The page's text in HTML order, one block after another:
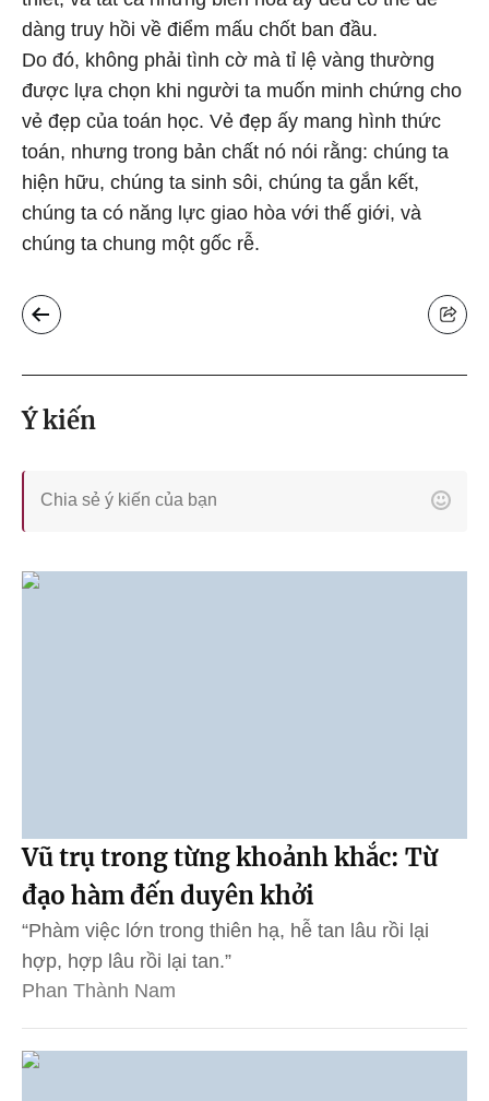
dàng truy hồi về điểm mấu chốt ban đầu.
Do đó, không phải tình cờ mà tỉ lệ vàng thường
được lựa chọn khi người ta muốn minh chứng cho
vẻ đẹp của toán học. Vẻ đẹp ấy mang hình thức
toán, nhưng trong bản chất nó nói rằng: chúng ta
hiện hữu, chúng ta sinh sôi, chúng ta gắn kết,
chúng ta có năng lực giao hòa với thế giới, và
chúng ta chung một gốc rễ.
Ý kiến
Vũ trụ trong từng khoảnh khắc: Từ
đạo hàm đến duyên khởi
“Phàm việc lớn trong thiên hạ, hễ tan lâu rồi lại
hợp, hợp lâu rồi lại tan.”
Phan Thành Nam